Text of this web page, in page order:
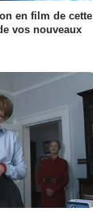
en film de cette
vos nouveaux